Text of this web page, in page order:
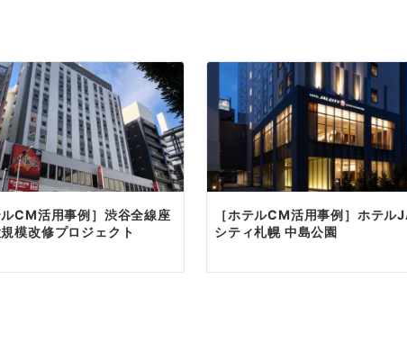
ルCM活用事例］渋谷全線座
模改修プロジェクト
［ホテルCM活用事例］ホテル
シティ札幌 中島公園